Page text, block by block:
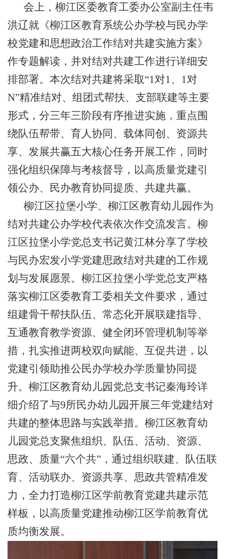
会上，柳江区委教育工委办公室副主任韦
洪辽就《柳江区教育系统公办学校与民办学
校党建和思想政治工作结对共建实施方案》
作专题解读，并对结对共建工作进行详细安
排部署。本次结对共建将采取“1对1、1对
N”精准结对、组团式帮扶、支部联建等主要
形式，分三年三阶段有序推进实施，重点围
绕队伍帮带、育人协同、载体同创、资源共
享、发展共赢五大核心任务开展工作，同时
强化组织保障与考核督导，以高质量党建引
领公办、民办教育协同提质、共建共赢。
柳江区拉堡小学、柳江区教育幼儿园作为
结对共建公办学校代表依次作交流发言。柳
江区拉堡小学党总支书记黄江林分享了学校
与民办宏发小学党建思政结对共建的工作规
划与发展愿景。柳江区拉堡小学党总支严格
落实柳江区委教育工委相关文件要求，通过
组建骨干帮扶队伍、常态化开展联建指导、
互通教育教学资源、健全闭环管理机制等举
措，扎实推进两校双向赋能、互促共进，以
党建引领助推公民办学校办学质量协同提
升。柳江区教育幼儿园党总支书记秦海玲详
细介绍了与9所民办幼儿园开展三年党建结对
共建的整体思路与实践举措。柳江区教育幼
儿园党总支聚焦组织、队伍、活动、资源、
思政、质量“六个共”，通过组织联建、队伍联
育、活动联办、资源共享、思政共管精准发
力，全力打造柳江区学前教育党建共建示范
样板，以高质量党建推动柳江区学前教育优
质均衡发展。